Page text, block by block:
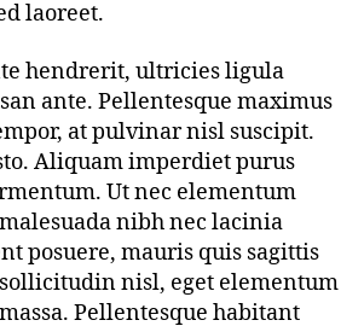
laoreet.
hendrerit, ultricies ligula
ante. Pellentesque maximus
at pulvinar nisl suscipit.
Aliquam imperdiet purus
Ut nec elementum
nibh nec lacinia
posuere, mauris quis sagittis
nisl, eget elementum
Pellentesque habitant